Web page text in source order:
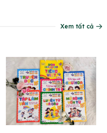
Xem tất cả